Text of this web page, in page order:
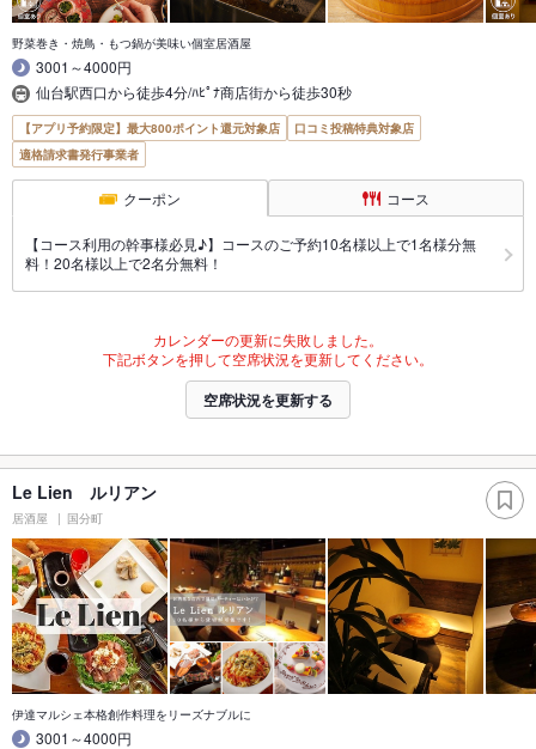
野菜巻き・焼鳥・もつ鍋が美味い個室居酒屋
3001～4000円
仙台駅西口から徒歩4分/ﾊﾋﾟﾅ商店街から徒歩30秒
【アプリ予約限定】最大800ポイント還元対象店
口コミ投稿特典対象店
適格請求書発行事業者
クーポン コース
【コース利用の幹事様必見♪】コースのご予約10名様以上で1名様分無
料！20名様以上で2名分無料！
カレンダーの更新に失敗しました。
下記ボタンを押して空席状況を更新してください。
空席状況を更新する
Le Lien ルリアン
居酒屋 国分町
伊達マルシェ本格創作料理をリーズナブルに
3001～4000円